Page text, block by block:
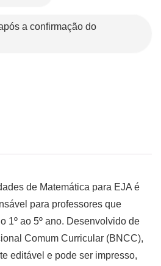
de Matemática para EJA é
para professores que
1º ao 5º ano. Desenvolvido de
Comum Curricular (BNCC),
editável e pode ser impresso,